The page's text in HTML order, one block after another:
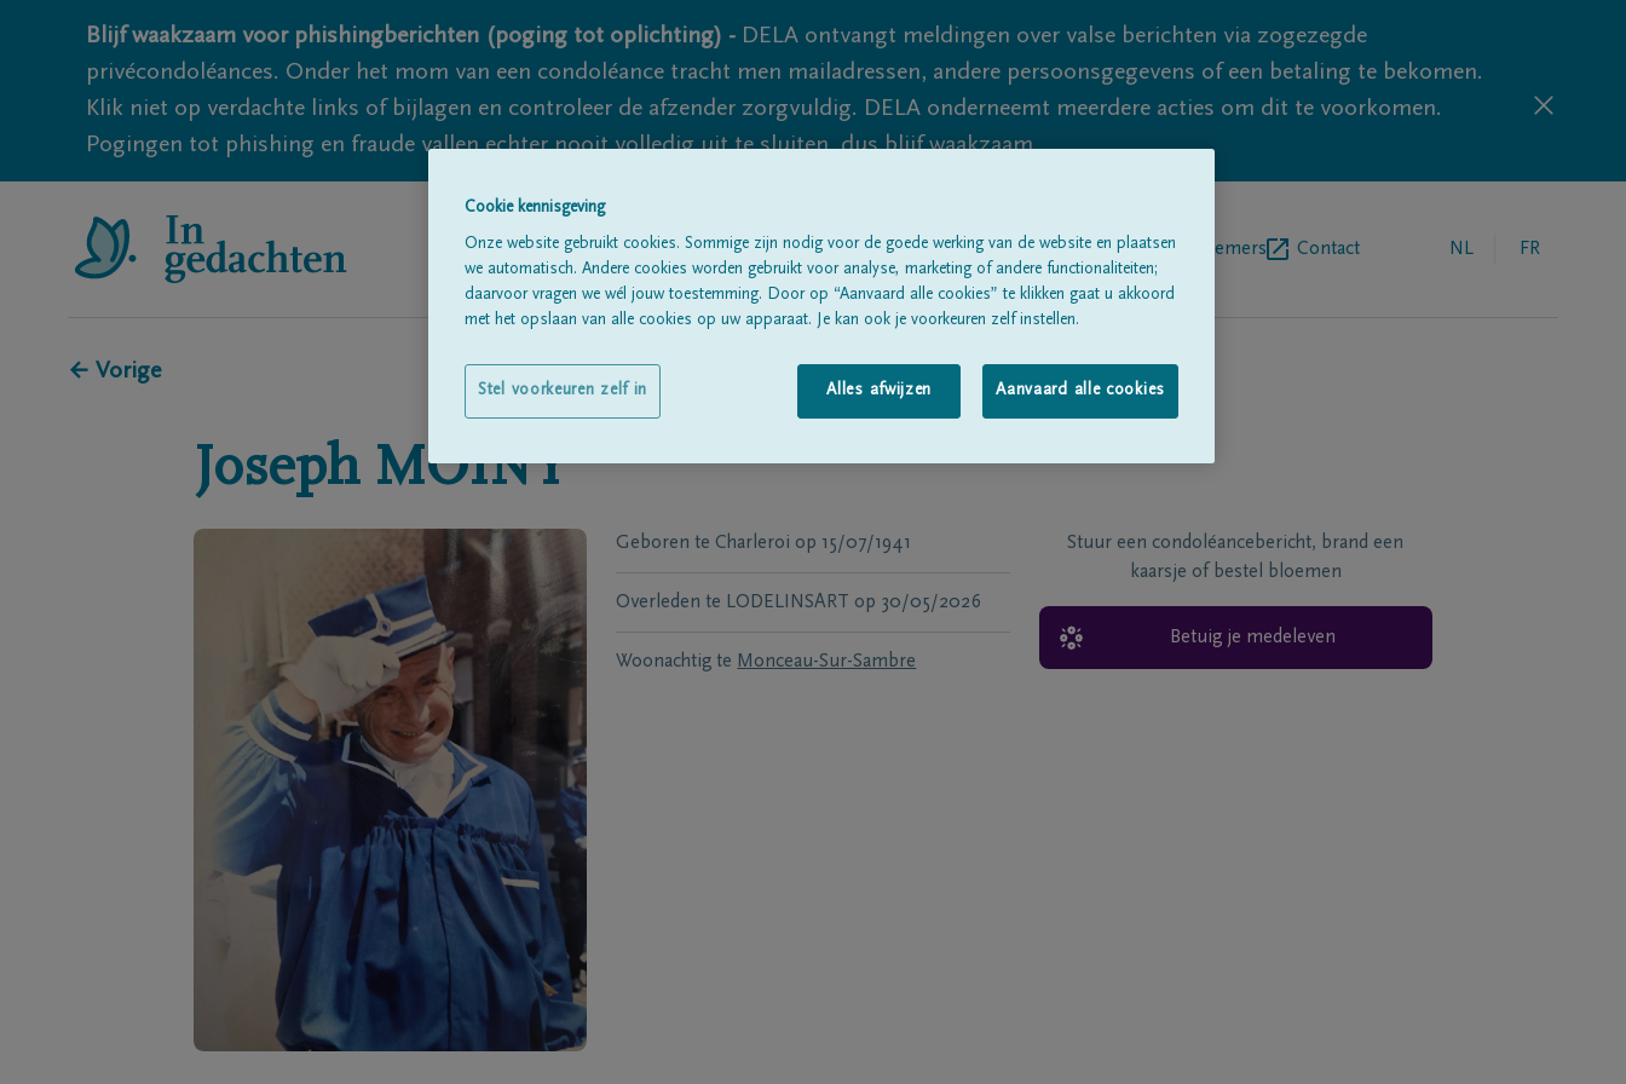
Blijf waakzaam voor phishingberichten (poging tot oplichting) - DELA ontvangt meldingen over valse berichten via zogezegde
privécondoléances. Onder het mom van een condoléance tracht men mailadressen, andere persoonsgegevens of een betaling te bekomen.
Klik niet op verdachte links of bijlagen en controleer de afzender zorgvuldig. DELA onderneemt meerdere acties om dit te voorkomen.
Pogingen tot phishing en fraude vallen echter nooit volledig uit te sluiten, dus blijf waakzaam.
Alle rouwberichtenOver onsBegrafenisondernemers Contact NL FR
← Vorige
Joseph MOINY
Geboren te Charleroi op 15/07/1941
Overleden te LODELINSART op 30/05/2026
Woonachtig te Monceau-Sur-Sambre
Stuur een condoléancebericht, brand een
kaarsje of bestel bloemen
Betuig je medeleven
Cookie kennisgeving
Onze website gebruikt cookies. Sommige zijn nodig voor de goede werking van de website en plaatsen
we automatisch. Andere cookies worden gebruikt voor analyse, marketing of andere functionaliteiten;
daarvoor vragen we wél jouw toestemming. Door op “Aanvaard alle cookies” te klikken gaat u akkoord
met het opslaan van alle cookies op uw apparaat. Je kan ook je voorkeuren zelf instellen.
Alles afwijzen Aanvaard alle cookies
Stel voorkeuren zelf in